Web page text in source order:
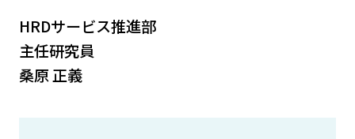
HRDサービス推進部
主任研究員
桑原 正義